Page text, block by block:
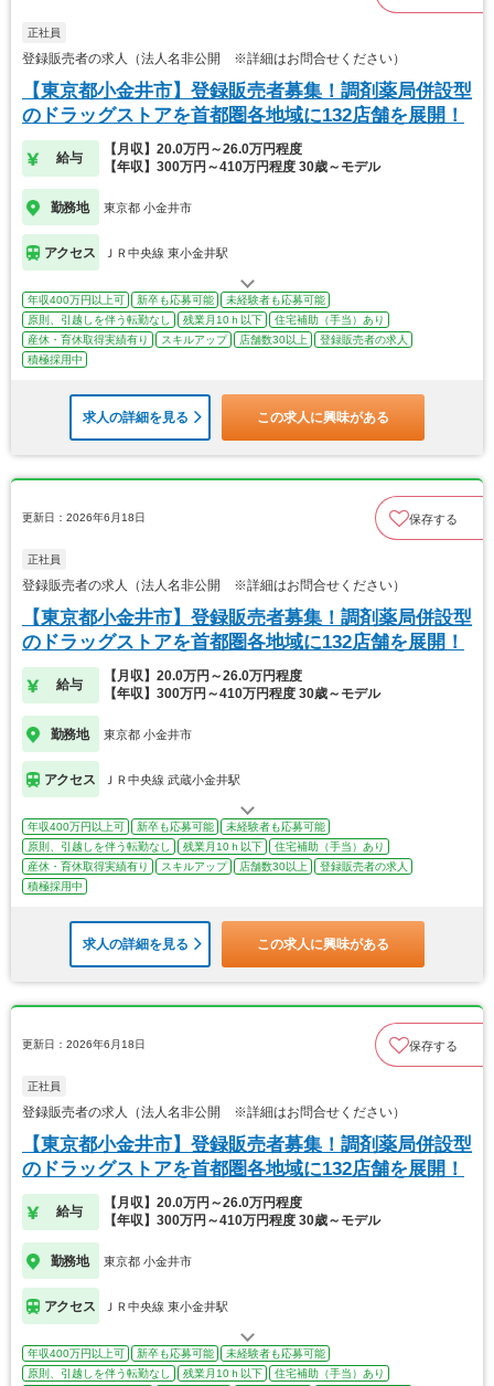
正社員
登録販売者の求人（法人名非公開 ※詳細はお問合せください）
【東京都小金井市】登録販売者募集！調剤薬局併設型
のドラッグストアを首都圏各地域に132店舗を展開！
給与
【月収】20.0万円～26.0万円程度
【年収】300万円～410万円程度 30歳～モデル
勤務地 東京都 小金井市
アクセス ＪＲ中央線 東小金井駅
年収400万円以上可 新卒も応募可能
未経験者も応募可能
原則、引越しを伴う転勤なし
残業月10ｈ以下
住宅補助（手当）あり
産休・育休取得実績有り
スキルアップ 店舗数30以上
登録販売者の求人
積極採用中
求人の詳細を見る この求人に興味がある
更新日：2026年6月18日 保存する
正社員
登録販売者の求人（法人名非公開 ※詳細はお問合せください）
【東京都小金井市】登録販売者募集！調剤薬局併設型
のドラッグストアを首都圏各地域に132店舗を展開！
給与
【月収】20.0万円～26.0万円程度
【年収】300万円～410万円程度 30歳～モデル
勤務地 東京都 小金井市
アクセス ＪＲ中央線 武蔵小金井駅
年収400万円以上可 新卒も応募可能
未経験者も応募可能
原則、引越しを伴う転勤なし
残業月10ｈ以下
住宅補助（手当）あり
産休・育休取得実績有り
スキルアップ 店舗数30以上
登録販売者の求人
積極採用中
求人の詳細を見る この求人に興味がある
更新日：2026年6月18日 保存する
正社員
登録販売者の求人（法人名非公開 ※詳細はお問合せください）
【東京都小金井市】登録販売者募集！調剤薬局併設型
のドラッグストアを首都圏各地域に132店舗を展開！
給与
【月収】20.0万円～26.0万円程度
【年収】300万円～410万円程度 30歳～モデル
勤務地 東京都 小金井市
アクセス ＪＲ中央線 東小金井駅
年収400万円以上可 新卒も応募可能
未経験者も応募可能
原則、引越しを伴う転勤なし
残業月10ｈ以下
住宅補助（手当）あり